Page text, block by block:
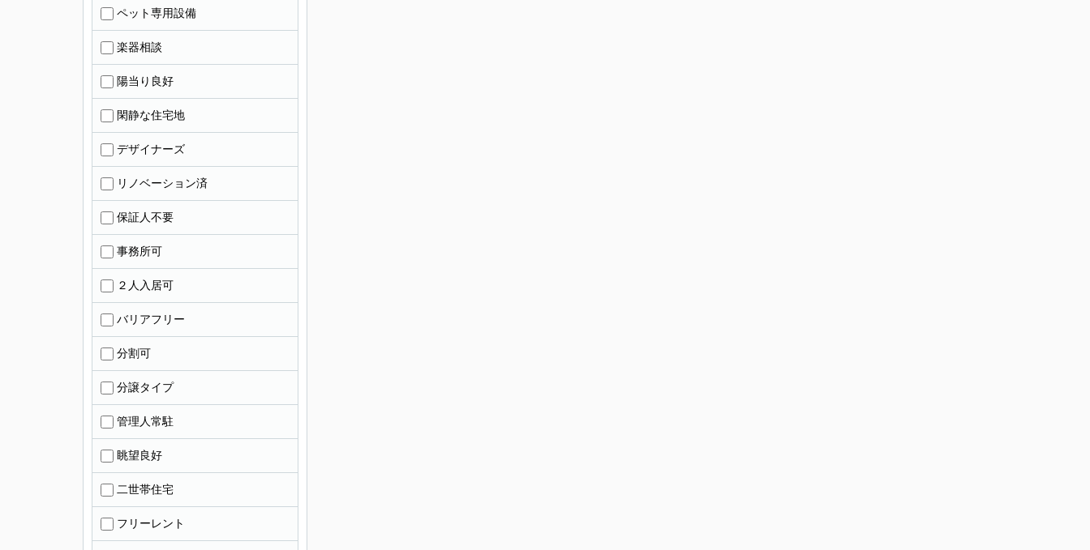
ペット専用設備
楽器相談
陽当り良好
閑静な住宅地
デザイナーズ
リノベーション済
保証人不要
事務所可
２人入居可
バリアフリー
分割可
分譲タイプ
管理人常駐
眺望良好
二世帯住宅
フリーレント